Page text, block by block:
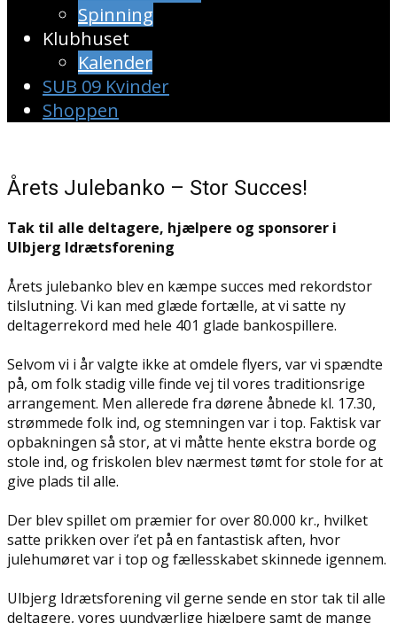
Spinning
Klubhuset
Kalender
SUB 09 Kvinder
Shoppen
Årets Julebanko – Stor Succes!
Tak til alle deltagere, hjælpere og sponsorer i
Ulbjerg Idrætsforening
Årets julebanko blev en kæmpe succes med rekordstor
tilslutning. Vi kan med glæde fortælle, at vi satte ny
deltagerrekord med hele 401 glade bankospillere.
Selvom vi i år valgte ikke at omdele flyers, var vi spændte
på, om folk stadig ville finde vej til vores traditionsrige
arrangement. Men allerede fra dørene åbnede kl. 17.30,
strømmede folk ind, og stemningen var i top. Faktisk var
opbakningen så stor, at vi måtte hente ekstra borde og
stole ind, og friskolen blev nærmest tømt for stole for at
give plads til alle.
Der blev spillet om præmier for over 80.000 kr., hvilket
satte prikken over i’et på en fantastisk aften, hvor
julehumøret var i top og fællesskabet skinnede igennem.
Ulbjerg Idrætsforening vil gerne sende en stor tak til alle
deltagere, vores uundværlige hjælpere samt de mange